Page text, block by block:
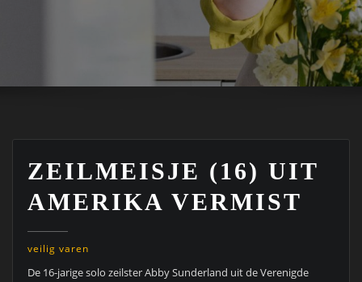
ZEILMEISJE (16) UIT
AMERIKA VERMIST
veilig varen
De 16-jarige solo zeilster Abby Sunderland uit de Verenigde